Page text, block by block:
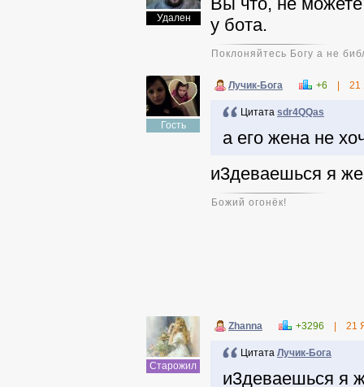
Удален
у бота.
Поклоняйтесь Богу а не
Гость
Лучик-Бога +6 21
Цитата sdr4QQas
а его жена не
и3деваешься я
Божий огонёк!
Старожил
Zhanna +3296 21
Цитата Лучик-Бога
и3деваешься я